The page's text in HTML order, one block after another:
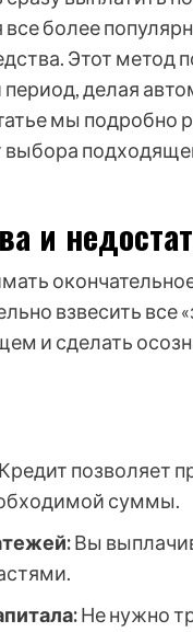
все более
Этот метод
делая
мы подробно
выбора
и
взвесить все
и сделать
Кредит позволяет
суммы.
Вы
Не нужно